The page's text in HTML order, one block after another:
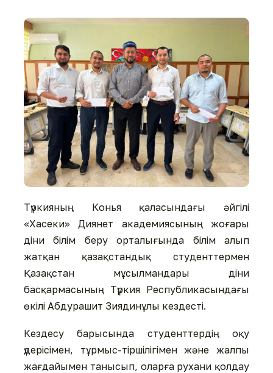
Түркияның Конья қаласындағы әйгілі
«Хасеки» Диянет академиясының жоғары
діни білім беру орталығында білім алып
жатқан қазақстандық студенттермен
Қазақстан мұсылмандары діни
басқармасының Түркия Республикасындағы
өкілі Абдурашит Зиядинұлы кездесті.
Кездесу барысында студенттердің оқу
үдерісімен, тұрмыс-тіршілігімен және жалпы
жағдайымен танысып, оларға рухани қолдау